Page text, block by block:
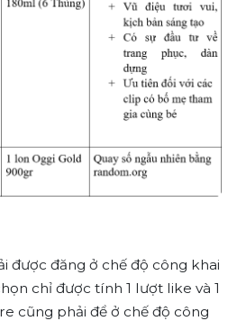
được đăng ở chế độ công khai
chỉ được tính 1 lượt like và 1
cũng phải để ở chế độ công